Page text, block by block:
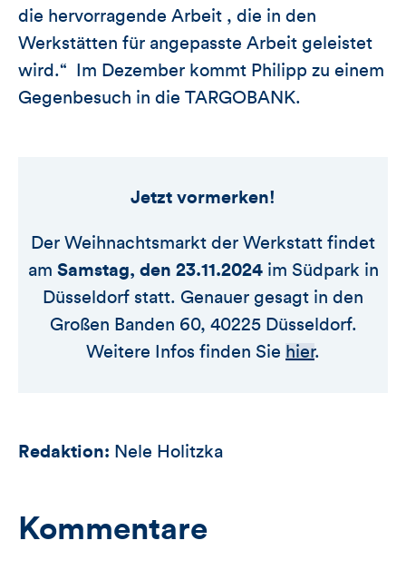
die hervorragende Arbeit , die in den
Werkstätten für angepasste Arbeit geleistet
wird.“ Im Dezember kommt Philipp zu einem
Gegenbesuch in die TARGOBANK.
Jetzt vormerken!
Der Weihnachtsmarkt der Werkstatt findet
am Samstag, den 23.11.2024im Südpark in
Düsseldorf statt. Genauer gesagt in den
Großen Banden 60, 40225 Düsseldorf.
Weitere Infos finden Sie hier.
Redaktion: Nele Holitzka
Kommentare